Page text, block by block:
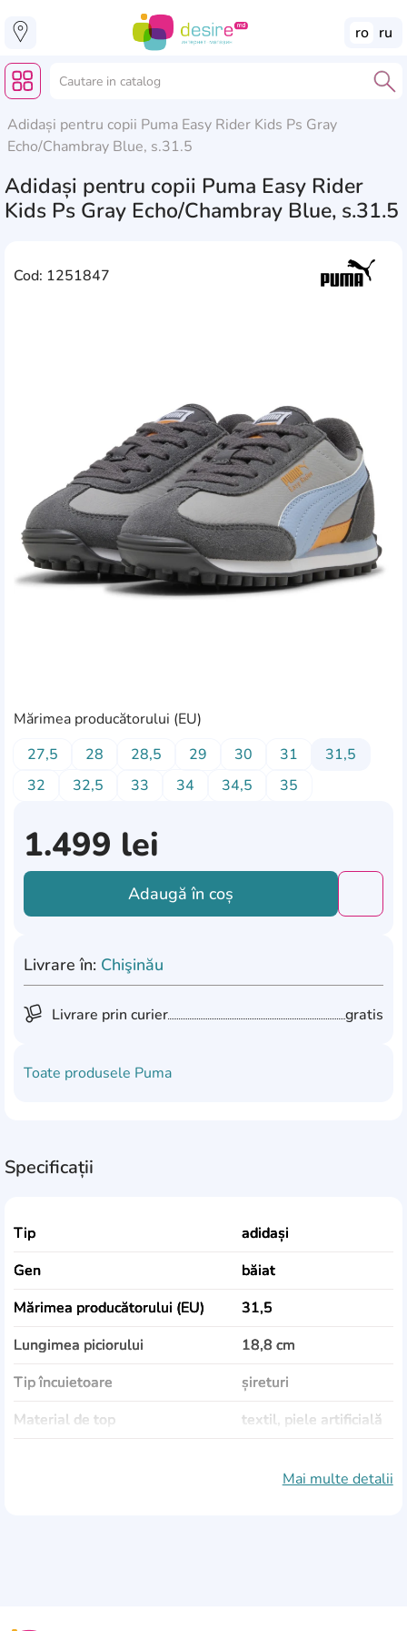
ro ru
Adidași pentru copii Puma Easy Rider Kids Ps Gray
Echo/Chambray Blue, s.31.5
Adidași pentru copii Puma Easy Rider
Kids Ps Gray Echo/Chambray Blue, s.31.5
Cod: 1251847
Mărimea producătorului (EU)
27,5
28 28,5 29 30 31
31,5
32
32,5 33 34 34,5 35
1.499 lei
Adaugă în coș
Livrare în: Chişinău
Livrare prin curier gratis
Toate produsele Puma
Specificații
Tip
adidași
Gen
băiat
Mărimea producătorului (EU)
31,5
Lungimea piciorului
18,8 cm
Tip încuietoare
șireturi
Material de top
textil, piele artificială
Mai multe detalii